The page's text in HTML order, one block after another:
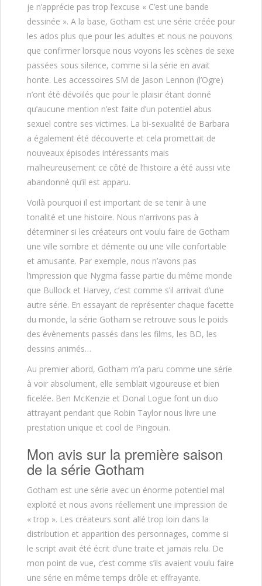
je n’apprécie pas trop l’excuse « C’est une bande
dessinée ». A la base, Gotham est une série créée pour
les ados plus que pour les adultes et nous ne pouvons
que confirmer lorsque nous voyons les scènes de sexe
passées sous silence, comme si la série en avait
honte. Les accessoires SM de Jason Lennon (l’Ogre)
n’ont été dévoilés que pour le plaisir étant donné
qu’aucune mention n’est faite d’un potentiel abus
sexuel contre ses victimes. La bi-sexualité de Barbara
a également été découverte et cela promettait de
nouveaux épisodes intéressants mais
malheureusement ce côté de l’histoire a été aussi vite
abandonné qu’il est apparu.
Voilà pourquoi il est important de se tenir à une
tonalité et une histoire. Nous n’arrivons pas à
déterminer si les créateurs ont voulu faire de Gotham
une ville sombre et démente ou une ville confortable
et amusante. Par exemple, nous n’avons pas
l’impression que Nygma fasse partie du même monde
que Bullock et Harvey, c’est comme s’il arrivait d’une
autre série. En essayant de représenter chaque facette
du monde, la série Gotham se retrouve sous le poids
des évènements passés dans les films, les BD, les
dessins animés…
Au premier abord, Gotham m’a paru comme une série
à voir absolument, elle semblait vigoureuse et bien
ficelée. Ben McKenzie et Donal Logue font un duo
attrayant pendant que Robin Taylor nous livre une
prestation unique et cool de Pingouin.
Mon avis sur la première saison
de la série Gotham
Gotham est une série avec un énorme potentiel mal
exploité et nous avons réellement une impression de
« trop ». Les créateurs sont allé trop loin dans la
distribution et apparition des personnages, comme si
le script avait été écrit d’une traite et jamais relu. De
mon point de vue, c’est comme s’ils avaient voulu faire
une série en même temps drôle et effrayante.